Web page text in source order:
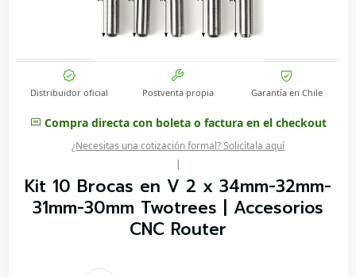
Distribuidor oficial Postventa propia Garantía en Chile
Compra directa con boleta o factura en el checkout
¿Necesitas una cotización formal? Solicítala aquí
|
Kit 10 Brocas en V 2 x 34mm-32mm-
31mm-30mm Twotrees | Accesorios
CNC Router